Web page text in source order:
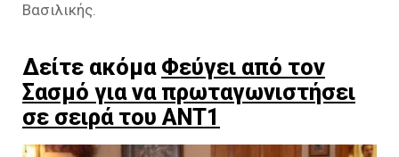
Βασιλικής.
Δείτε ακόμα Φεύγει από τον
Σασμό για να πρωταγωνιστήσει
σε σειρά του ANT1